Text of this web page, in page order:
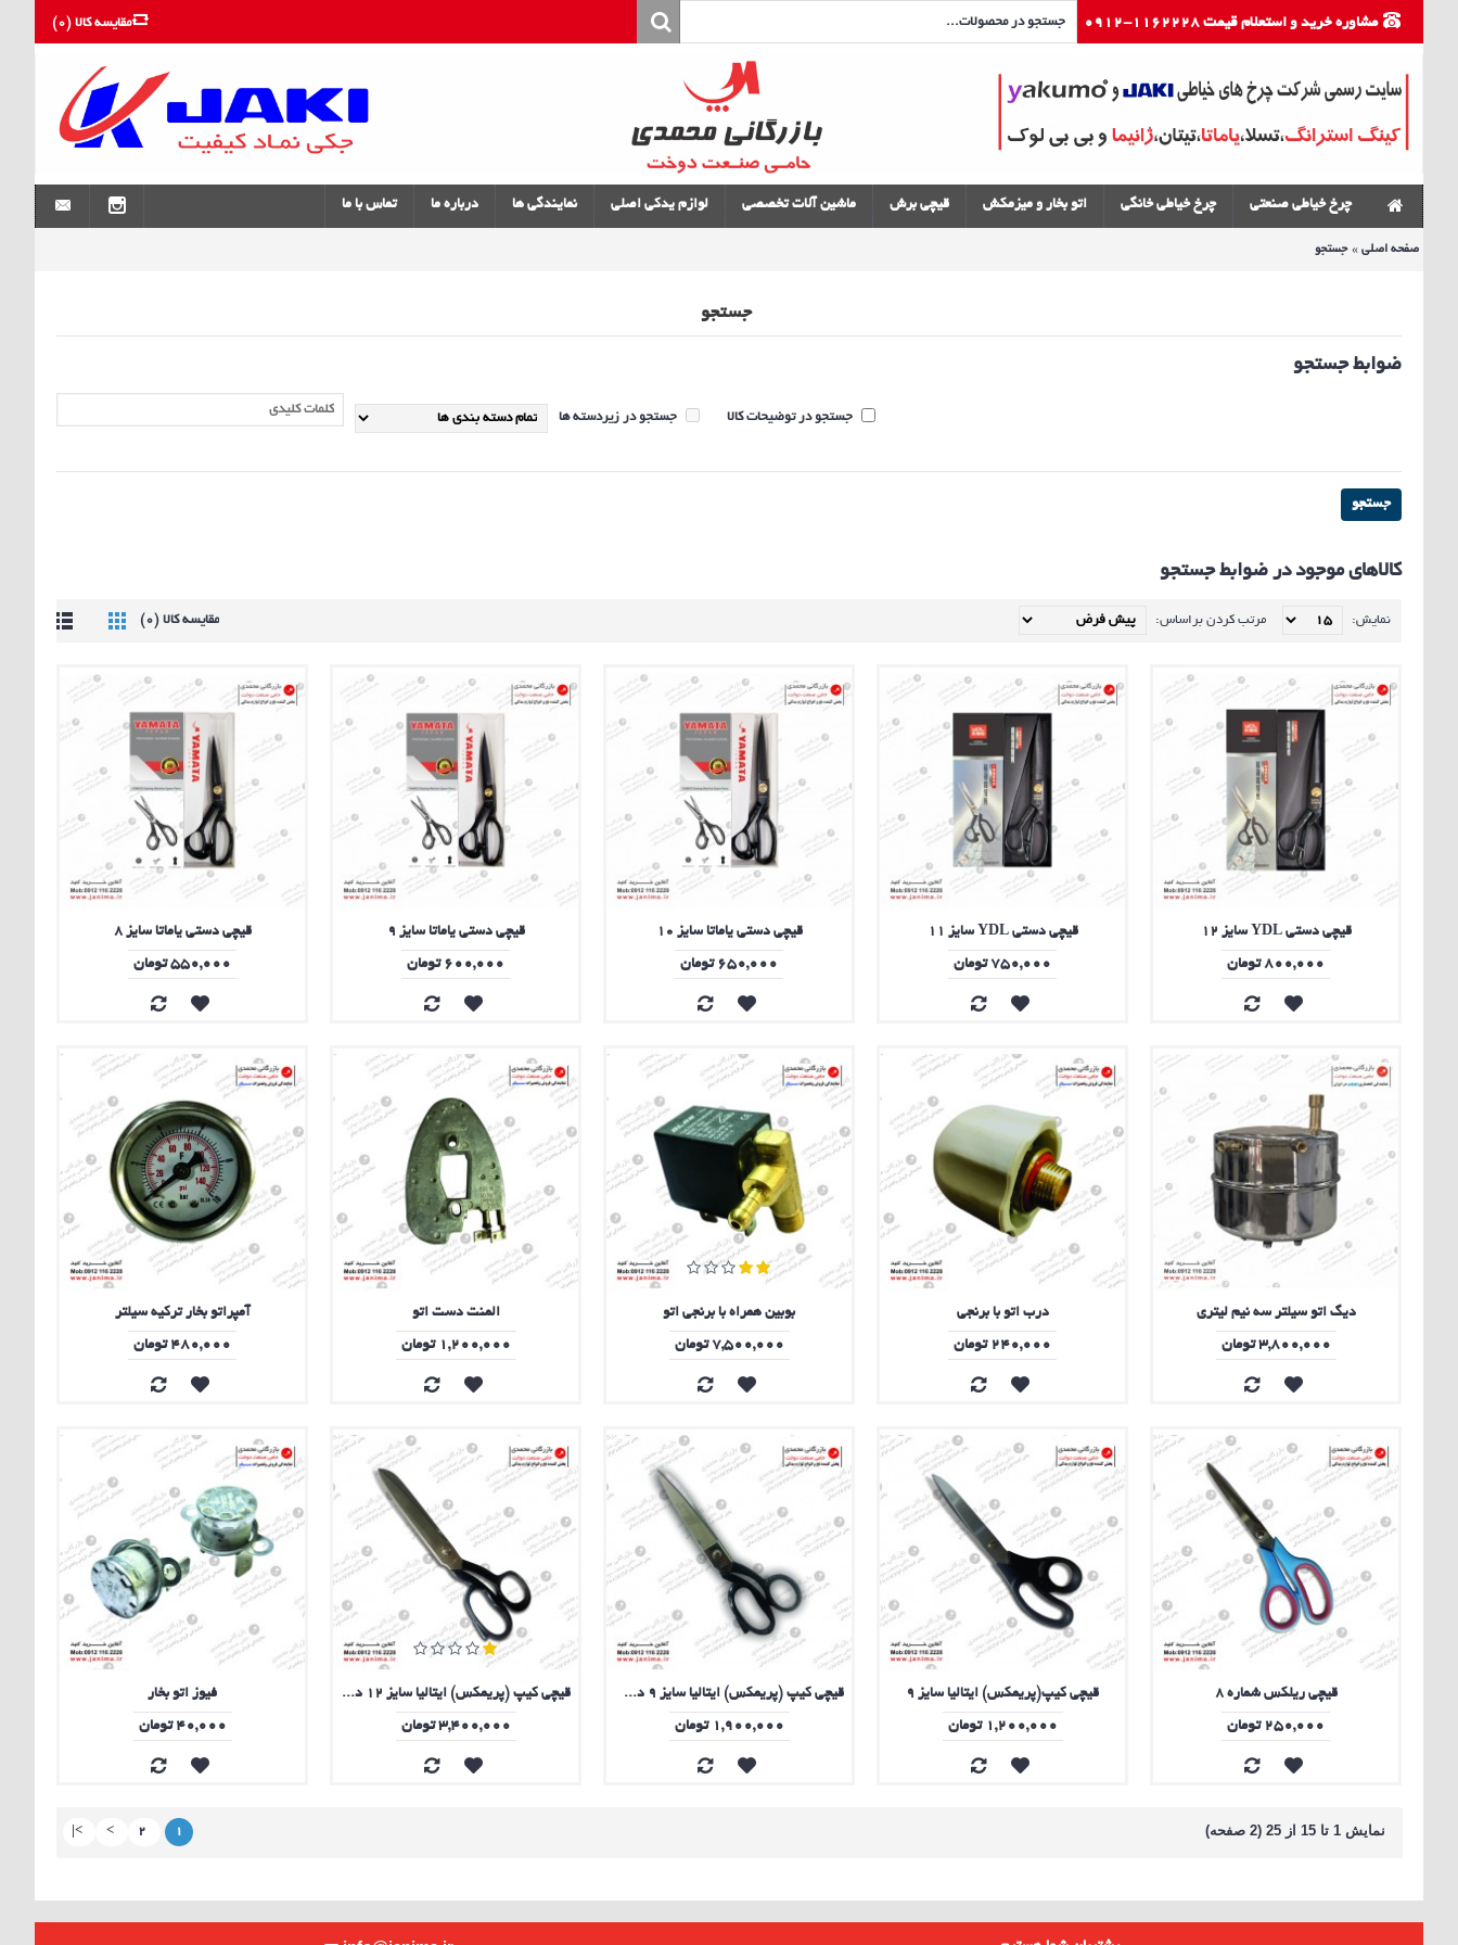
مقایسه کالا (0
) مشاوره خرید و استعلام قیمت 1162228-0912
چرخ خیاطی صنعتی چرخ خیاطی خانگی اتو بخار و میزمکش قیچی برش ماشین آلات تخصصی لوازم یدکی اصلی نمایندگی ها درباره ما تماس با ما
صفحه اصلی جستجو
جستجو
ضوابط جستجو
جستجو در زیردسته ها جستجو در توضیحات کالا
کالاهای موجود در ضوابط جستجو
مقایسه کالا (0) نمایش: مرتب کردن براساس:
قیچی دستی یاماتا سایز 8
550,000 تومان
قیچی دستی یاماتا سایز 9
600,000 تومان
قیچی دستی یاماتا سایز 10
650,000 تومان
قیچی دستی YDL سایز 11
750,000 تومان
قیچی دستی YDL سایز 12
800,000 تومان
آمپراتو بخار ترکیه سیلتر
480,000 تومان
المنت دست اتو
1,200,000 تومان
بوبین همراه با برنجی اتو
7,500,000 تومان
درب اتو با برنجی
240,000 تومان
دیگ اتو سیلتر سه نیم لیتری
3,800,000 تومان
فیوز اتو بخار
40,000 تومان
قیچی کیپ (پریمکس) ایتالیا سایز 12 دسته فلزی
3,400,000 تومان
قیچی کیپ (پریمکس) ایتالیا سایز 9 دسته فلزی
1,900,000 تومان
قیچی کیپ(پریمکس) ایتالیا سایز 9
1,200,000 تومان
قیچی ریلکس شماره 8
250,000 تومان
1
2
>
>| نمايش 1 تا 15 از 25 (2 صفحه)